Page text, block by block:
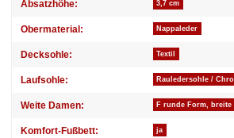
Absatzhöhe: 3,7 cm
Obermaterial: Nappaleder
Decksohle: Textil
Laufsohle: Rauledersohle /
Weite Damen: F runde Form, breite
Komfort-Fußbett: ja